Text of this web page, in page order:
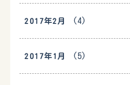
2017年2月 (4)
2017年1月 (5)